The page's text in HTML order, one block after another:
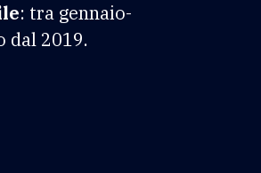
: tra gennaio-
dal 2019.